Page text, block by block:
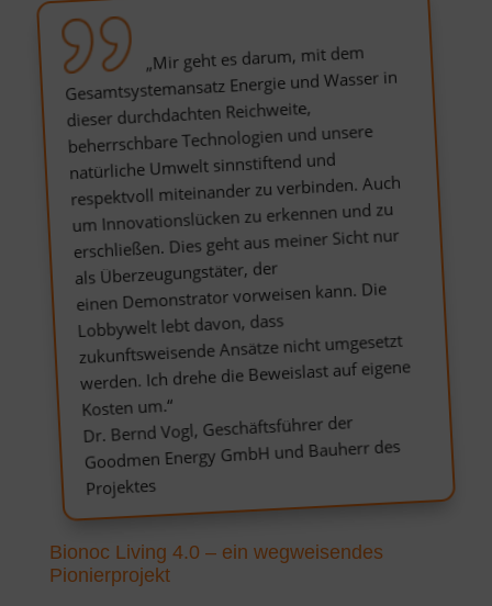
„Mir geht es darum, mit dem
Gesamtsystemansatz Energie und Wasser in
dieser durchdachten Reichweite,
beherrschbare Technologien und unsere
natürliche Umwelt sinnstiftend und
respektvoll miteinander zu verbinden. Auch
um Innovationslücken zu erkennen und zu
erschließen. Dies geht aus meiner Sicht nur
als Überzeugungstäter, der
einen Demonstrator vorweisen kann. Die
Lobbywelt lebt davon, dass
zukunftsweisende Ansätze nicht umgesetzt
werden. Ich drehe die Beweislast auf eigene
Kosten um.“
Dr. Bernd Vogl, Geschäftsführer der
Goodmen Energy GmbH und Bauherr des
Projektes
Bionoc Living 4.0 – ein wegweisendes
Pionierprojekt